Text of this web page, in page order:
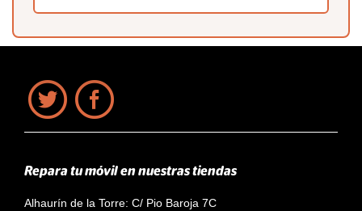
Repara tu móvil en nuestras tiendas
Alhaurín de la Torre: C/ Pio Baroja 7C